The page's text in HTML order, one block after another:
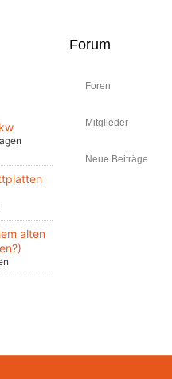
alten
Forum
Foren
Mitglieder
Neue Beiträge